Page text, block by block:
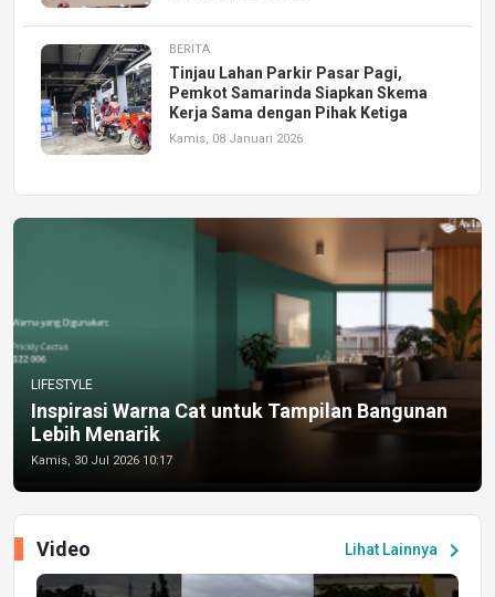
BERITA
Tinjau Lahan Parkir Pasar Pagi,
Pemkot Samarinda Siapkan Skema
Kerja Sama dengan Pihak Ketiga
Kamis, 08 Januari 2026
LIFESTYLE
Inspirasi Warna Cat untuk Tampilan Bangunan
Lebih Menarik
Kamis, 30 Jul 2026 10:17
Lihat Lainnya chevron_right
Video